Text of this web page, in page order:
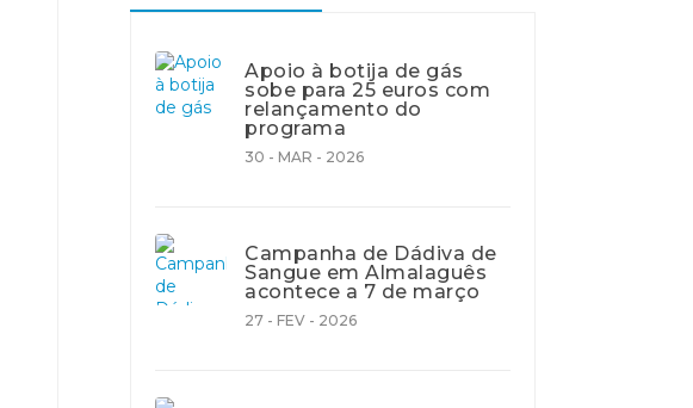
Apoio à botija de gás
sobe para 25 euros com
relançamento do
programa
30 - MAR - 2026
Campanha de Dádiva de
Sangue em Almalaguês
acontece a 7 de março
27 - FEV - 2026